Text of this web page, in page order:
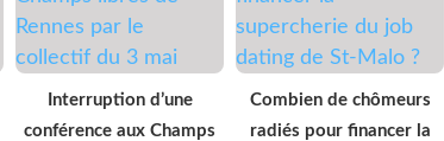
Interruption d’une
conférence aux Champs
Combien de chômeurs
radiés pour financer la